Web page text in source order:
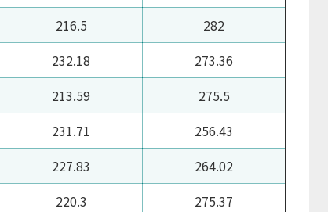
216.5
282
232.18
273.36
213.59
275.5
231.71
256.43
227.83
264.02
220.3
275.37